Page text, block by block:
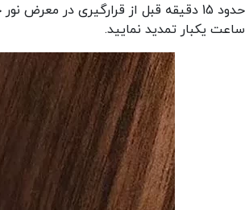
حدود 15 دقیقه قبل از قرارگیری در
ساعت یکبار تمدید نمایید.